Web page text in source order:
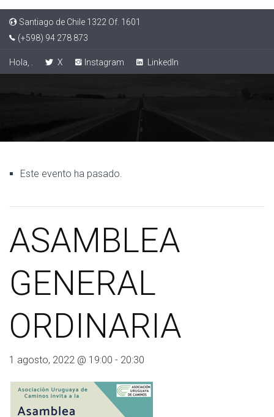
Santiago de Chile 1322 Of. 1601
(+598) 94 278 873
Hola, . X Instagram LinkedIn
Este evento ha pasado.
ASAMBLEA
GENERAL
ORDINARIA
1 agosto, 2022 @ 19:00 - 20:30